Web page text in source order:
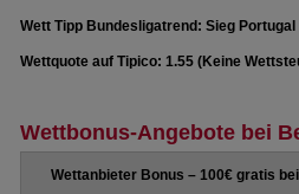
Wett Tipp Bundesligatrend: Sieg Portugal
Wettquote auf Tipico: 1.55 (Keine
Wettbonus-Angebote bei
Wettanbieter Bonus – 100€ gratis bei